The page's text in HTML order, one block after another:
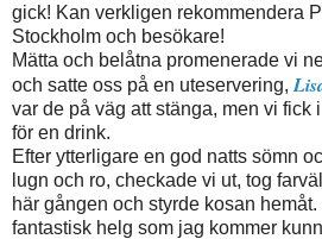
gick! Kan verkligen rekommendera
Stockholm och besökare!
Mätta och belåtna promenerade vi
och satte oss på en uteservering,
var de på väg att stänga, men vi fick
för en drink.
Efter ytterligare en god natts sömn
lugn och ro, checkade vi ut, tog
här gången och styrde kosan
fantastisk helg som jag kommer